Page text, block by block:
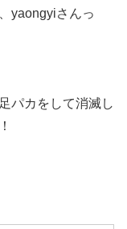
yaongyiさんっ
パカをして消滅し